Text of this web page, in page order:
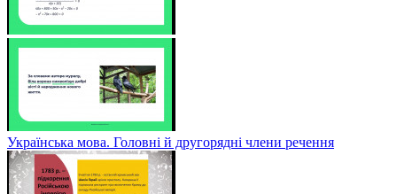
Українська мова. Головні й другорядні члени речення